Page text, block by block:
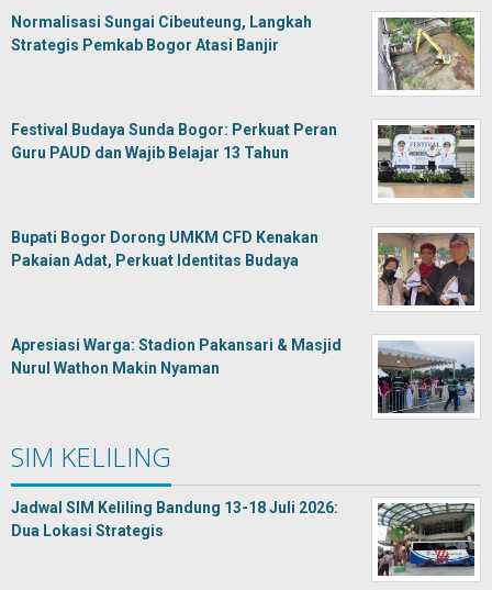
Normalisasi Sungai Cibeuteung, Langkah
Strategis Pemkab Bogor Atasi Banjir
Festival Budaya Sunda Bogor: Perkuat Peran
Guru PAUD dan Wajib Belajar 13 Tahun
Bupati Bogor Dorong UMKM CFD Kenakan
Pakaian Adat, Perkuat Identitas Budaya
Apresiasi Warga: Stadion Pakansari & Masjid
Nurul Wathon Makin Nyaman
SIM KELILING
Jadwal SIM Keliling Bandung 13-18 Juli 2026:
Dua Lokasi Strategis